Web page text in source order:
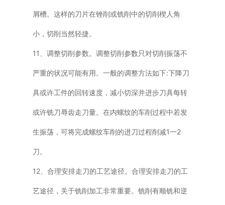
屑槽。这样的刀片在锉削或铣削中的切削楔人角
小，切削当然轻捷。
11、调整切削参数。调整切削参数只对切削振荡不
严重的状况可能有用。一般的调整方法如下:下降刀
具或许工件的回转速度，减小切深并进步刀具每转
或许铣刀辱齿走刀量。在内螺纹的车削过程中若发
生振荡，可将完成螺纹车削的进刀过程削减1一2
刀。
12、合理安排走刀的工艺途径。合理安排走刀的工
艺途径，关于铣削加工非常重要。铣削有顺铣和逆